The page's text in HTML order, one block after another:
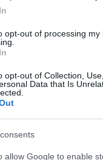
opt-out of processing
opt-out of Collection,
Data that Is
allow Google to enable
calcular un hash
hash SHA3-
así que
Si prefieres una